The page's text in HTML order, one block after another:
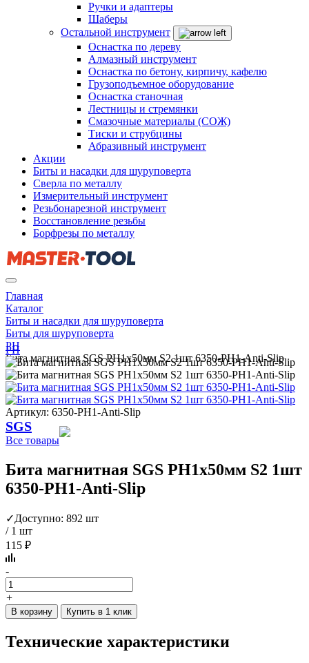
Ручки и адаптеры
Шаберы
Остальной инструмент
Оснастка по дереву
Алмазный инструмент
Оснастка по бетону, кирпичу, кафелю
Грузоподъемное оборудование
Оснастка станочная
Лестницы и стремянки
Смазочные материалы (СОЖ)
Тиски и струбцины
Абразивный инструмент
Акции
Биты и насадки для шуруповерта
Сверла по металлу
Измерительный инструмент
Резьбонарезной инструмент
Восстановление резьбы
Борфрезы по металлу
Главная
Каталог
Биты и насадки для шуруповерта
Биты для шуруповерта
PH
Бита магнитная SGS PH1х50мм S2 1шт 6350-PH1-Anti-Slip
PH
Артикул: 6350-PH1-Anti-Slip
SGS
Все товары
Бита магнитная SGS PH1х50мм S2 1шт
6350-PH1-Anti-Slip
✓Доступно: 892 шт
/ 1 шт
115 ₽
-
+
В корзину Купить в 1 клик
Технические характеристики